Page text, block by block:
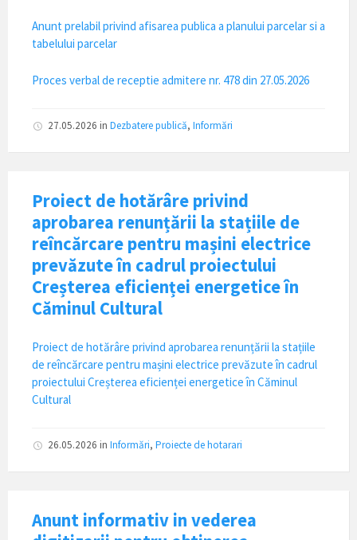
Anunt prelabil privind afisarea publica a planului parcelar si a
tabelului parcelar
Proces verbal de receptie admitere nr. 478 din 27.05.2026
27.05.2026 in Dezbatere publică, Informări
Proiect de hotărâre privind
aprobarea renunțării la stațiile de
reîncărcare pentru mașini electrice
prevăzute în cadrul proiectului
Creșterea eficienței energetice în
Căminul Cultural
Proiect de hotărâre privind aprobarea renunțării la stațiile
de reîncărcare pentru mașini electrice prevăzute în cadrul
proiectului Creșterea eficienței energetice în Căminul
Cultural
26.05.2026 in Informări, Proiecte de hotarari
Anunt informativ in vederea